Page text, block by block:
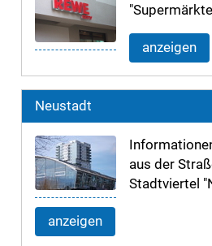
anzeigen
Neustadt
aus der
Stadtviertel
anzeigen